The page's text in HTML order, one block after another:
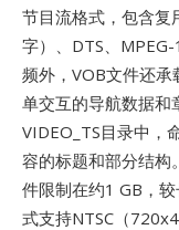
节目流格式，包含复
字）、DTS、
频外，VOB文件还
单交互的导航数据和
VIDEO_TS目录中，
容的标题和部分结构
件限制在约1 GB，
式支持NTSC（